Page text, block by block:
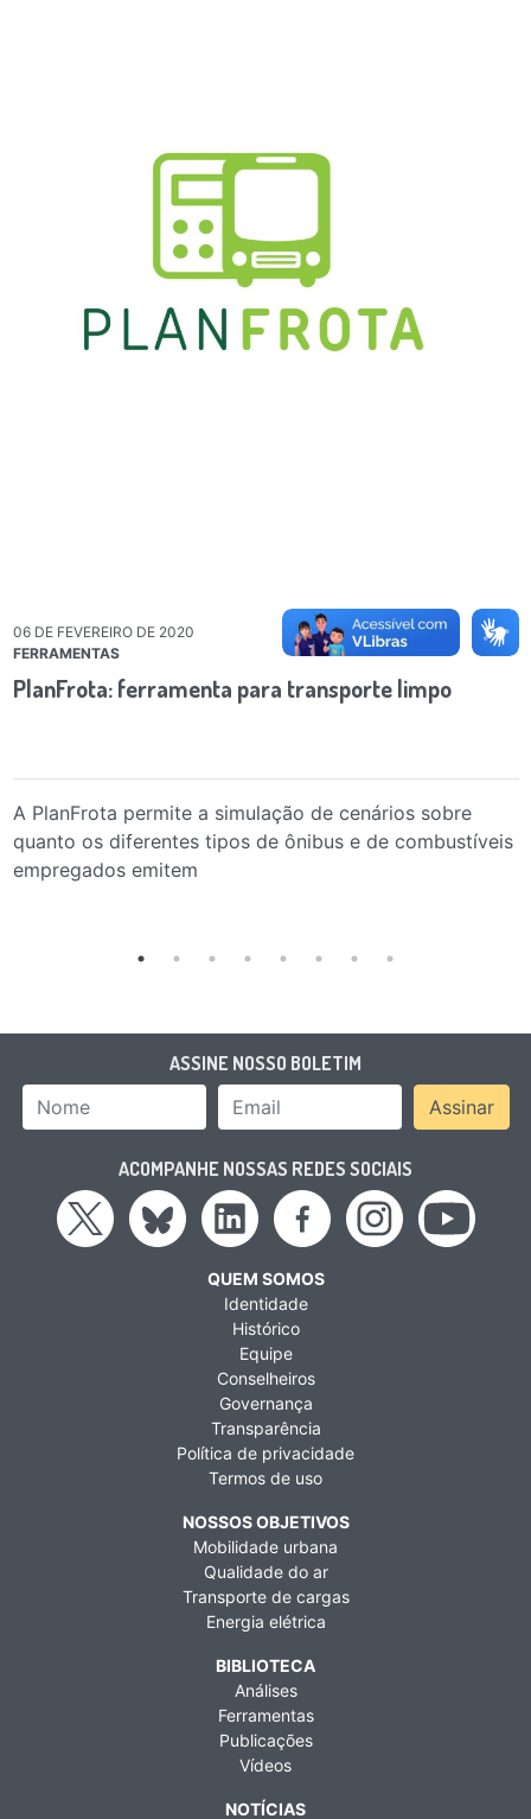
06 DE FEVEREIRO DE 2020
FERRAMENTAS
PlanFrota: ferramenta para transporte limpo
A PlanFrota permite a simulação de cenários sobre
quanto os diferentes tipos de ônibus e de combustíveis
empregados emitem
ASSINE NOSSO BOLETIM
Email AddressAssinar
ACOMPANHE NOSSAS REDES SOCIAIS
QUEM SOMOS
Identidade
Histórico
Equipe
Conselheiros
Governança
Transparência
Política de privacidade
Termos de uso
NOSSOS OBJETIVOS
Mobilidade urbana
Qualidade do ar
Transporte de cargas
Energia elétrica
BIBLIOTECA
Análises
Ferramentas
Publicações
Vídeos
NOTÍCIAS